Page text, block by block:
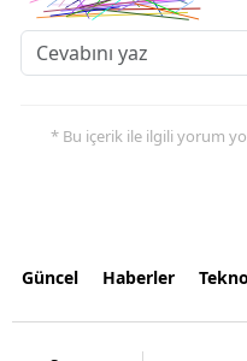
* Bu içerik ile ilgili yorum
Güncel Haberler